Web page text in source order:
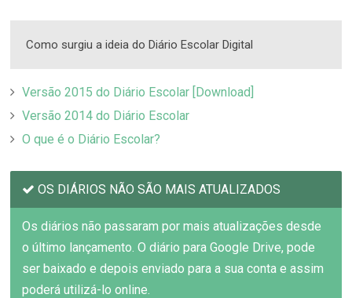
Como surgiu a ideia do Diário Escolar Digital
Versão 2015 do Diário Escolar [Download]
Versão 2014 do Diário Escolar
O que é o Diário Escolar?
OS DIÁRIOS NÃO SÃO MAIS ATUALIZADOS
Os diários não passaram por mais atualizações desde
o último lançamento. O diário para Google Drive, pode
ser baixado e depois enviado para a sua conta e assim
poderá utilizá-lo online.